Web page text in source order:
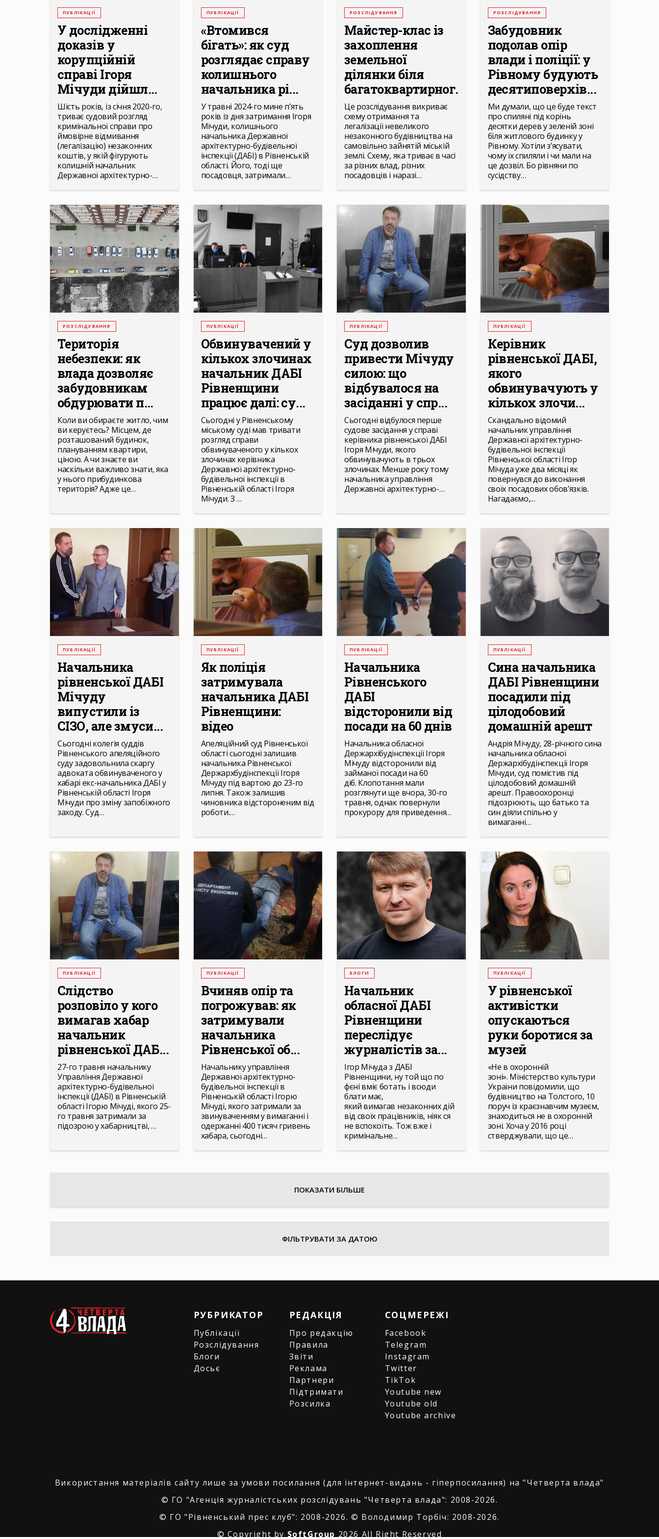
ПУБЛІКАЦІЇ
У дослідженні
доказів у
корупційній
справі Ігоря
Мічуди дійшл...
Шість років, із січня 2020-го,
триває судовий розгляд
кримінальної справи про
ймовірне відмивання
(легалізацію) незаконних
коштів, у якій фігурують
колишній начальник
Державної архітектурно-…
ПУБЛІКАЦІЇ
«Втомився
бігать»: як суд
розглядає справу
колишнього
начальника рі...
У травні 2024-го мине п’ять
років із дня затримання Ігоря
Мічуди, колишнього
начальника Державної
архітектурно-будівельної
інспекції (ДАБІ) в Рівненській
області. Його, тоді ще
посадовця, затримали…
РОЗСЛІДУВАННЯ
Майстер-клас із
захоплення
земельної
ділянки біля
багатоквартирног...
Це розслідування викриває
схему отримання та
легалізації невеликого
незаконного будівництва на
самовільно зайнятій міській
землі. Схему, яка триває в часі
за різних влад, різних
посадовців і наразі…
РОЗСЛІДУВАННЯ
Забудовник
подолав опір
влади і поліції: у
Рівному будують
десятиповерхів...
Ми думали, що це буде текст
про спиляні під корінь
десятки дерев у зеленій зоні
біля житлового будинку у
Рівному. Хотіли з’ясувати,
чому їх спиляли і чи мали на
це дозвіл. Бо рівняни по
сусідству…
РОЗСЛІДУВАННЯ
Територія
небезпеки: як
влада дозволяє
забудовникам
обдурювати п...
Коли ви обираєте житло, чим
ви керуєтесь? Місцем, де
розташований будинок,
плануванням квартири,
ціною. А чи знаєте ви
наскільки важливо знати, яка
у нього прибудинкова
територія? Адже це…
ПУБЛІКАЦІЇ
Обвинувачений у
кількох злочинах
начальник ДАБІ
Рівненщини
працює далі: су...
Сьогодні у Рівненському
міському суді мав тривати
розгляд справи
обвинуваченого у кількох
злочинах керівника
Державної архітектурно-
будівельної інспекції в
Рівненській області Ігоря
Мічуди. З …
ПУБЛІКАЦІЇ
Суд дозволив
привести Мічуду
силою: що
відбувалося на
засіданні у спр...
Сьогодні відбулося перше
судове засідання у справі
керівника рівненської ДАБІ
Ігоря Мічуди, якого
обвинувачують в трьох
злочинах. Менше року тому
начальника управління
Державної архітектурно-…
ПУБЛІКАЦІЇ
Керівник
рівненської ДАБІ,
якого
обвинувачують у
кількох злочи...
Скандально відомий
начальник управління
Державної архітектурно-
будівельної інспекції
Рівненської області Ігор
Мічуда уже два місяці як
повернувся до виконання
своїх посадових обов’язків.
Нагадаємо,…
ПУБЛІКАЦІЇ
Начальника
рівненської ДАБІ
Мічуду
випустили із
СІЗО, але змуси...
Сьогодні колегія суддів
Рівненського апеляційного
суду задовольнила скаргу
адвоката обвинуваченого у
хабарі екс-начальника ДАБІ у
Рівненській області Ігоря
Мічуди про зміну запобіжного
заходу. Суд…
ПУБЛІКАЦІЇ
Як поліція
затримувала
начальника ДАБІ
Рівненщини:
відео
Апеляційний суд Рівненської
області сьогодні залишив
начальника Рівненської
Держархбудінспекції Ігоря
Мічуду під вартою до 23-го
липня. Також залишив
чиновника відстороненим від
роботи.…
ПУБЛІКАЦІЇ
Начальника
Рівненського
ДАБІ
відсторонили від
посади на 60 днів
Начальника обласної
Держархібудінспекції Ігоря
Мічуду відсторонили від
займаної посади на 60
діб. Клопотання мали
розглянути ще вчора, 30-го
травня, однак повернули
прокурору для приведення…
ПУБЛІКАЦІЇ
Сина начальника
ДАБІ Рівненщини
посадили під
цілодобовий
домашній арешт
Андрія Мічуду, 28-річного сина
начальника обласної
Держархібудінспекції Ігоря
Мічуди, суд помістив під
цілодобовий домашній
арешт. Правоохоронці
підозрюють, що батько та
син діяли спільно у
вимаганні…
ПУБЛІКАЦІЇ
Слідство
розповіло у кого
вимагав хабар
начальник
рівненської ДАБ...
27-го травня начальнику
Управління Державної
архітектурно-будівельної
інспекції (ДАБІ) в Рівненській
області Ігорю Мічуді, якого 25-
го травня затримали за
підозрою у хабарництві, …
ПУБЛІКАЦІЇ
Вчиняв опір та
погрожував: як
затримували
начальника
Рівненської об...
Начальнику управління
Державної архітектурно-
будівельної інспекції в
Рівненській області Ігорю
Мічуді, якого затримали за
звинуваченням у вимаганні і
одержанні 400 тисяч гривень
хабара, сьогодні…
БЛОГИ
Начальник
обласної ДАБІ
Рівненщини
переслідує
журналістів за...
Ігор Мічуда з ДАБІ
Рівненщини, ну той що по
фєні вміє ботать і всюди
блати має,
який вимагав незаконних дій
від своїх працівників, ніяк ся
не вспокоїть. Тож вже і
кримінальне…
ПУБЛІКАЦІЇ
У рівненської
активістки
опускаються
руки боротися за
музей
«Не в охоронній
зоні». Міністерство культури
України повідомили, що
будівництво на Толстого, 10
поруч із краєзнавчим музеєм,
знаходиться не в охоронній
зоні. Хоча у 2016 році
стверджували, що це…
ПОКАЗАТИ БІЛЬШЕ
ФІЛЬТРУВАТИ ЗА ДАТОЮ
РУБРИКАТОР
Публікації
Розслідування
Блоги
Досьє
РЕДАКЦІЯ
Про редакцію
Правила
Звіти
Реклама
Партнери
Підтримати
Розсилка
СОЦМЕРЕЖІ
Facebook
Telegram
Instagram
Twitter
TikTok
Youtube new
Youtube old
Youtube archive
Використання матеріалів сайту лише за умови посилання (для інтернет-видань - гіперпосилання) на "Четверта влада"
© ГО "Агенція журналістських розслідувань "Четверта влада": 2008-2026.
© ГО "Рівненський прес клуб": 2008-2026. © Володимир Торбіч: 2008-2026.
© Copyright by SoftGroup 2026 All Right Reserved